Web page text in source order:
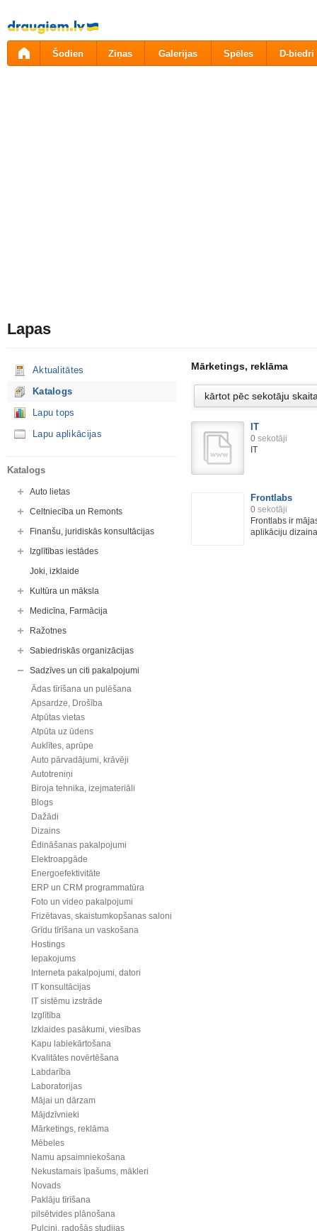
Pāriet
uz
saturu
Šodien Ziņas Galerijas Spēles D-biedri
Lapas
Aktualitātes
Katalogs
Lapu tops
Lapu aplikācijas
Katalogs
Auto lietas
Celtniecība un Remonts
Finanšu, juridiskās konsultācijas
Izglītības iestādes
Joki, izklaide
Kultūra un māksla
Medicīna, Farmācija
Ražotnes
Sabiedriskās organizācijas
Sadzīves un citi pakalpojumi
Ādas tīrīšana un pulēšana
Apsardze, Drošība
Atpūtas vietas
Atpūta uz ūdens
Auklītes, aprūpe
Auto pārvadājumi, krāvēji
Autotreniņi
Biroja tehnika, izejmateriāli
Blogs
Dažādi
Dizains
Ēdināšanas pakalpojumi
Elektroapgāde
Energoefektivitāte
ERP un CRM programmatūra
Foto un video pakalpojumi
Frizētavas, skaistumkopšanas saloni
Grīdu tīrīšana un vaskošana
Hostings
Iepakojums
Interneta pakalpojumi, datori
IT konsultācijas
IT sistēmu izstrāde
Izglītība
Izklaides pasākumi, viesības
Kapu labiekārtošana
Kvalitātes novērtēšana
Labdarība
Laboratorijas
Mājai un dārzam
Mājdzīvnieki
Mārketings, reklāma
Mēbeles
Namu apsaimniekošana
Nekustamais īpašums, mākleri
Novads
Paklāju tīrīšana
pilsētvides plānošana
Pulciņi, radošās studijas
Mārketings, reklāma
IT
0 sekotāji
IT
Frontlabs
0 sekotāji
Frontlabs ir
aplikāciju